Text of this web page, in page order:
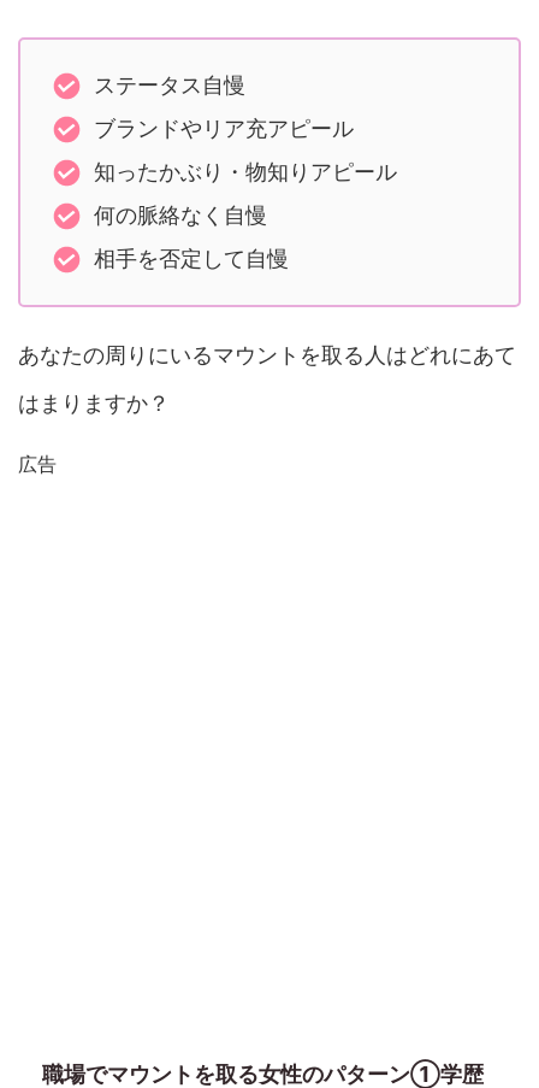
ステータス自慢
ブランドやリア充アピール
知ったかぶり・物知りアピール
何の脈絡なく自慢
相手を否定して自慢
あなたの周りにいるマウントを取る人はどれにあて
はまりますか？
広告
職場でマウントを取る女性のパターン①学歴